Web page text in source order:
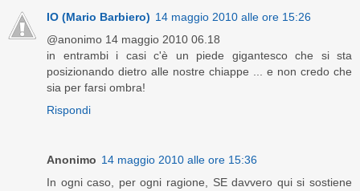
IO (Mario Barbiero) 14 maggio 2010 alle ore 15:26
@anonimo 14 maggio 2010 06.18
in entrambi i casi c'è un piede gigantesco che si sta
posizionando dietro alle nostre chiappe ... e non credo che
sia per farsi ombra!
Rispondi
Anonimo 14 maggio 2010 alle ore 15:36
In ogni caso, per ogni ragione, SE davvero qui si sostiene